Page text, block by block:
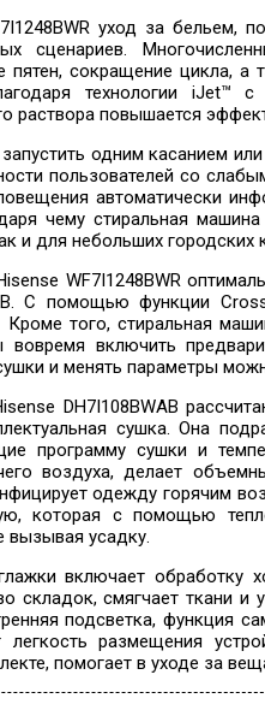
уход за бельем,
сценариев.
пятен, сокращение цикла,
технологии iJet™ с
раствора повышается
одним касанием
пользователей со
автоматически
чему стиральная
и для небольших городских
WF7I1248BWR
С помощью функции
Кроме того, стиральная
вовремя включить
и менять параметры
DH7I108BWAB
сушка. Она
программу сушки и
воздуха, делает
одежду горячим
которая с помощью
вызывая усадку.
включает обработку
складок, смягчает ткани и
подсветка, функция
легкость размещения
помогает в уходе за